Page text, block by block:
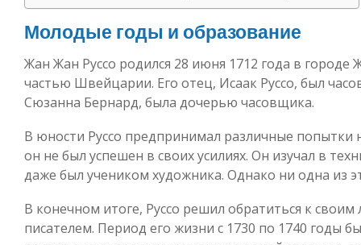
Молодые годы и образование
Жан Жан Руссо родился 28 июня 1712 года в
частью Швейцарии. Его отец, Исаак Руссо, был
Сюзанна Бернард, была дочерью часовщика.
В юности Руссо предпринимал различные
он не был успешен в своих усилиях. Он изучал в
даже был учеником художника. Однако ни одна из
В конечном итоге, Руссо решил обратиться к
писателем. Период его жизни с 1730 по 1740 годы